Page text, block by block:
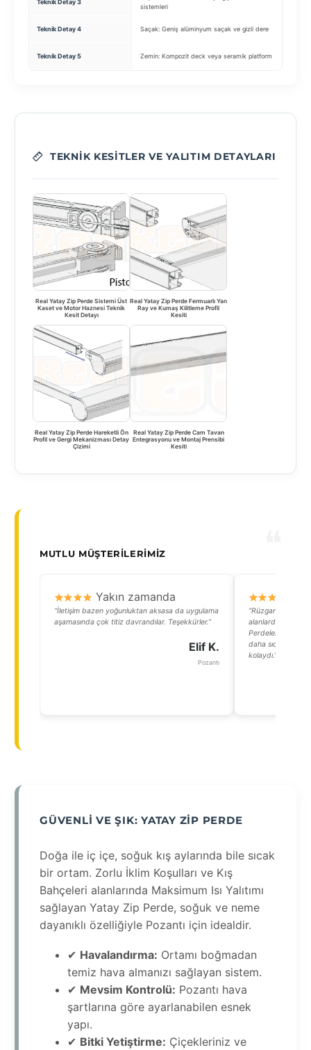
Teknik Detay 3
sistemleri
Teknik Detay 4 Saçak: Geniş alüminyum saçak ve gizli dere
Teknik Detay 5 Zemin: Kompozit deck veya seramik platform
TEKNIK KESITLER VE YALITIM DETAYLARI
Real Yatay Zip Perde Sistemi Üst
Kaset ve Motor Haznesi Teknik
Kesit Detayı
Real Yatay Zip Perde Fermuarlı Yan
Ray ve Kumaş Kilitleme Profil
Kesiti
Real Yatay Zip Perde Hareketli Ön
Profil ve Gergi Mekanizması Detay
Çizimi
Real Yatay Zip Perde Cam Tavan
Entegrasyonu ve Montaj Prensibi
Kesiti
MUTLU MÜŞTERILERIMIZ
Yakın zamanda
“İletişim bazen yoğunluktan aksasa da uygulama
aşamasında çok titiz davrandılar. Teşekkürler.”
Elif K.
Pozantı
“Rüzgarlı bir
alanlarda
Perdeler
daha sıcak bir
kolaydı.”
GÜVENLI VE ŞIK: YATAY ZIP PERDE
Doğa ile iç içe, soğuk kış aylarında bile sıcak
bir ortam. Zorlu İklim Koşulları ve Kış
Bahçeleri alanlarında Maksimum Isı Yalıtımı
sağlayan Yatay Zip Perde, soğuk ve neme
dayanıklı özelliğiyle Pozantı için idealdir.
✔ Havalandırma: Ortamı boğmadan
temiz hava almanızı sağlayan sistem.
✔ Mevsim Kontrolü: Pozantı hava
şartlarına göre ayarlanabilen esnek
yapı.
✔ Bitki Yetiştirme: Çiçekleriniz ve